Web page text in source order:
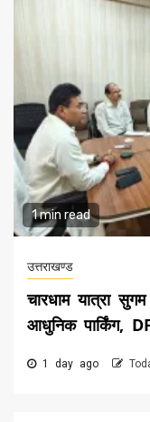
1 min read
उत्तराखण्ड
चारधाम यात्रा
आधुनिक पार्किंग,
1 day ago